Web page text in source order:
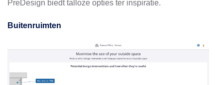
PreDesign biedt talloze opties ter inspiratie.
Buitenruimten